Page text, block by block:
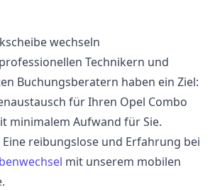
wechseln
Technikern und
Buchungsberatern haben ein Ziel:
für Ihren Opel Combo
minimalem Aufwand für Sie.
reibungslose und Erfahrung bei
mit unserem mobilen